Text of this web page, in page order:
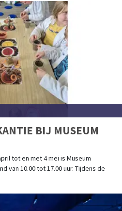
BIJ MUSEUM
tot en met 4 mei is Museum
van 10.00 tot 17.00 uur. Tijdens de